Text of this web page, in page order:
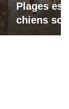
Plages
chiens